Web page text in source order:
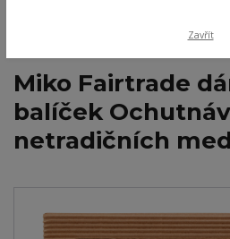
Miko Fairtrade
balíček
netradičních
Zavřít